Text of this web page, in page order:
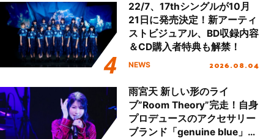
22/7、17thシングルが10月
21日に発売決定！新アーティ
ストビジュアル、BD収録内容
＆CD購入者特典も解禁！
NEWS 2026.08.04
雨宮天 新しい形のライ
ブ”Room Theory”完走！自身
プロデュースのアクセサリー
ブランド「genuine blue」の